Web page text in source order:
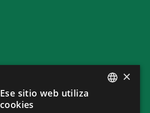
×
Ese sitio web utiliza
cookies